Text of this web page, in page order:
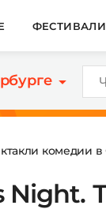
ФЕСТИВАЛИ
комедии
Night.